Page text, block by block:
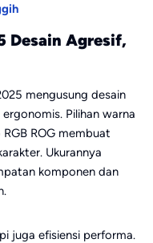
Desain Agresif,
mengusung desain
Pilihan warna
ROG membuat
Ukurannya
komponen dan
juga efisiensi performa.